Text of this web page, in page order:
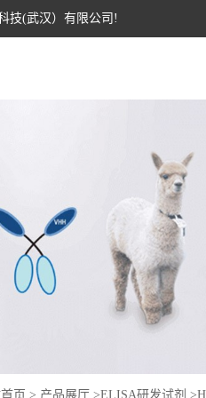
技(武汉）有限公司!
页 > 产品展厅 >ELISA研发试剂 >